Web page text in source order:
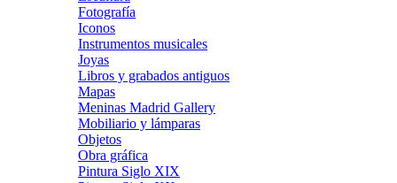
Fotografía
Iconos
Instrumentos musicales
Joyas
Libros y grabados antiguos
Mapas
Meninas Madrid Gallery
Mobiliario y lámparas
Objetos
Obra gráfica
Pintura Siglo XIX